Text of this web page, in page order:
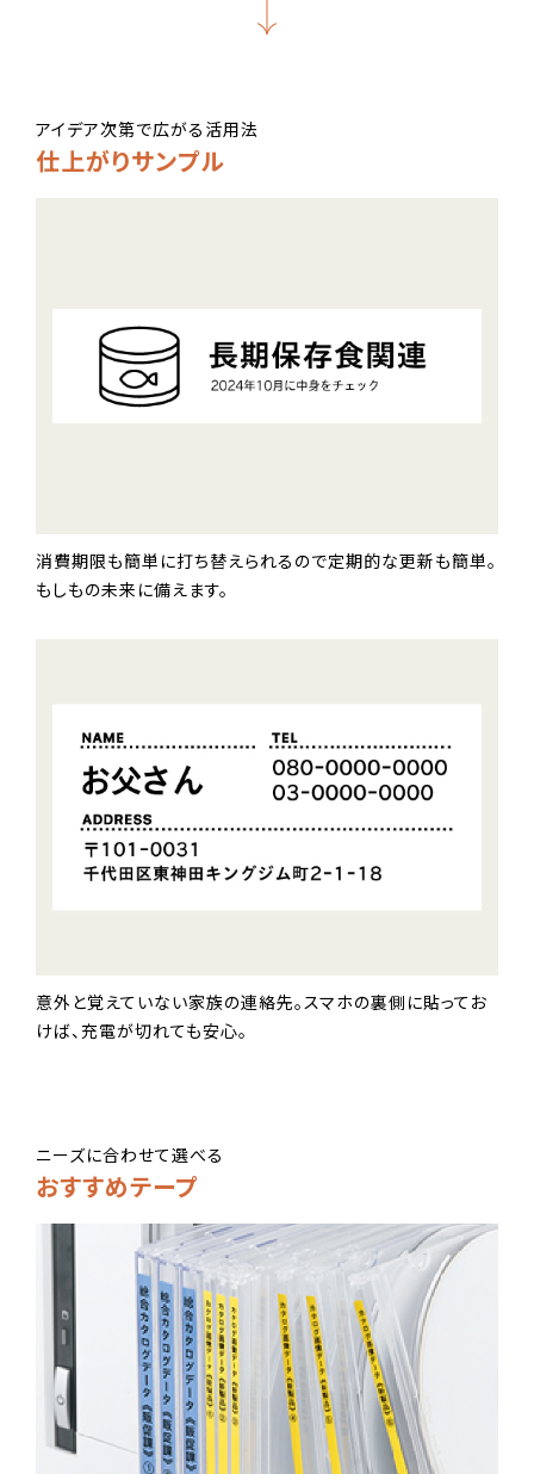
アイデア次第で広がる活用法
仕上がりサンプル
消費期限も簡単に打ち替えられるので定期的な更新も簡単。
もしもの未来に備えます。
意外と覚えていない家族の連絡先。スマホの裏側に貼ってお
けば、充電が切れても安心。
ニーズに合わせて選べる
おすすめテープ